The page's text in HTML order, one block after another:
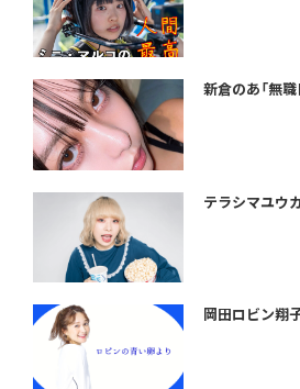
新倉のあ「無職
テラシマユウ
岡田ロビン翔